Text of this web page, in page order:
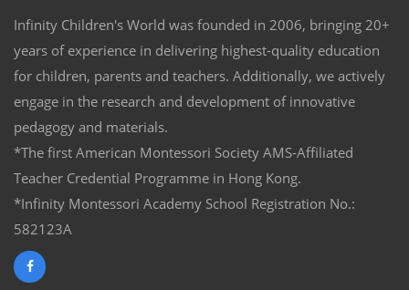
Infinity Children's World was founded in 2006, bringing 20+
years of experience in delivering highest-quality education
for children, parents and teachers. Additionally, we actively
engage in the research and development of innovative
pedagogy and materials.
*The first American Montessori Society AMS-Affiliated
Teacher Credential Programme in Hong Kong.
*Infinity Montessori Academy School Registration No.:
582123A